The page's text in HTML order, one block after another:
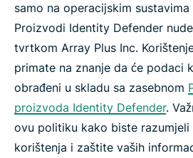
samo na operacijskim
Proizvodi Identity Defender
tvrtkom Array Plus Inc.
primate na znanje da će podaci
obrađeni u skladu sa zasebnom
proizvoda Identity Defender.
ovu politiku kako biste razumjeli
korištenja i zaštite vaših